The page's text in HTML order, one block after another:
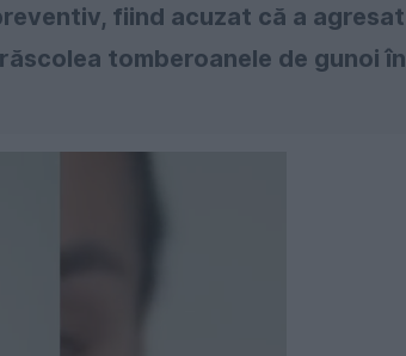
fiind acuzat că a agresat
tomberoanele de gunoi în